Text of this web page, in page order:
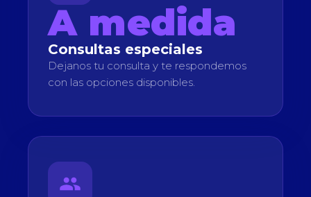
A medida
Consultas especiales
Dejanos tu consulta y te respondemos
con las opciones disponibles.